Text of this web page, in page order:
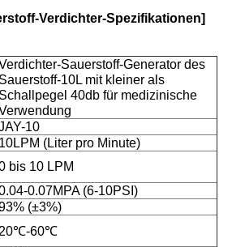
Verdichter-Spezifikationen]
Sauerstoff-Generator des
Sauerstoff-10L mit kleiner als
Schallpegel 40db für medizinische
10
10LPM (Liter pro Minute)
bis 10 LPM
0.07MPA (6-10PSI)
(±3%)
60℃